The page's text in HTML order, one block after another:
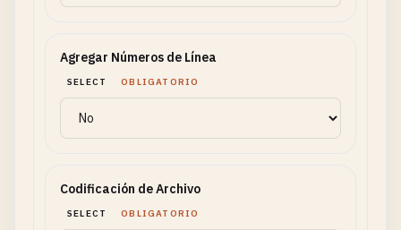
Agregar Números de Línea
SELECT OBLIGATORIO
Codificación de Archivo
SELECT OBLIGATORIO